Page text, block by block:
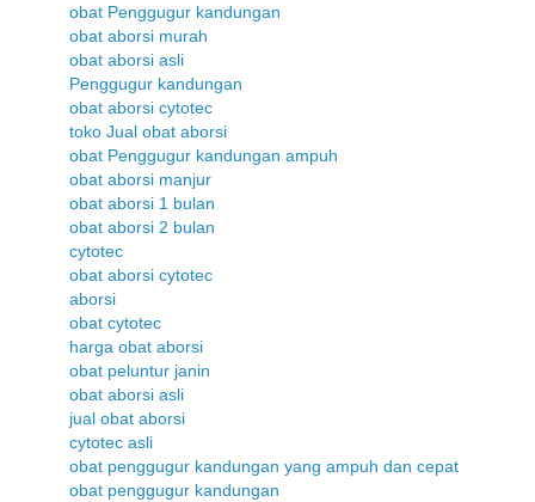
obat Penggugur kandungan
obat aborsi murah
obat aborsi asli
Penggugur kandungan
obat aborsi cytotec
toko Jual obat aborsi
obat Penggugur kandungan ampuh
obat aborsi manjur
obat aborsi 1 bulan
obat aborsi 2 bulan
cytotec
obat aborsi cytotec
aborsi
obat cytotec
harga obat aborsi
obat peluntur janin
obat aborsi asli
jual obat aborsi
cytotec asli
obat penggugur kandungan yang ampuh dan cepat
obat penggugur kandungan